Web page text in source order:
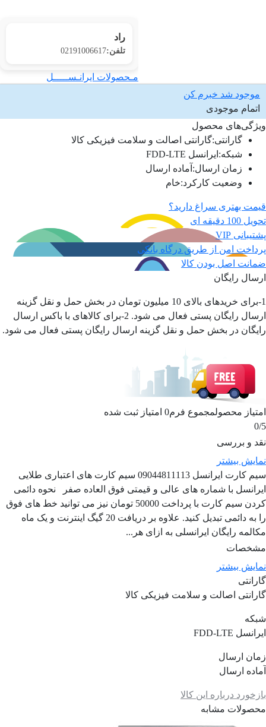
راد
تلفن:02191006617
مـحصولات ایرانـســـــل
موجود شد خبرم کن
اتمام موجودی
ویژگی‌های محصول
گارانتی:گارانتی اصالت و سلامت فیزیکی کالا
شبکه: ایرانسل FDD-LTE
زمان ارسال: آماده ارسال
وضعیت کارکرد:خام
قیمت بهتری سراغ دارید؟
تحویل 100 دقیقه ای
پشتیبانی VIP
پرداخت امن از طریق درگاه بانکی
ضمانت اصل بودن کالا
ارسال رایگان
1-برای خریدهای بالای 10 میلیون تومان در بخش حمل و نقل گزینه
ارسال رایگان پستی فعال می شود. 2-برای کالاهای با باکس ارسال
رایگان در بخش حمل و نقل گزینه ارسال رایگان پستی فعال می شود.
امتیاز محصولمجموع فرم0 امتیاز ثبت شده
0/5
نقد و بررسی
نمایش بیشتر
سیم کارت ایرانسل 09044811113 سیم کارت های اعتباری طلایی
ایرانسل با شماره های عالی و قیمتی فوق العاده صفر نحوه دائمی
کردن سیم کارت با پرداخت 50000 تومان نیز می توانید خط های فوق
را به دائمی تبدیل کنید. علاوه بر دریافت 20 گیگ اینترنت و یک ماه
مکالمه رایگان ایرانسلی به ازای هر...
مشخصات
نمایش بیشتر
گارانتی
گارانتی اصالت و سلامت فیزیکی کالا
شبکه
ایرانسل FDD-LTE
زمان ارسال
آماده ارسال
بازخورد درباره این کالا
محصولات مشابه